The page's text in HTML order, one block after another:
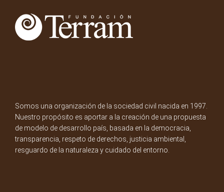
Somos una organización de la sociedad civil nacida en 1997.
Nuestro propósito es aportar a la creación de una propuesta
de modelo de desarrollo país, basada en la democracia,
transparencia, respeto de derechos, justicia ambiental,
resguardo de la naturaleza y cuidado del entorno.